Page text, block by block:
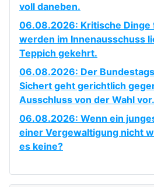
voll daneben.
06.08.2026: Kritische
werden im Innenausschuss
Teppich gekehrt.
06.08.2026: Der
Sichert geht gerichtlich
Ausschluss von der Wahl vor.
06.08.2026: Wenn ein
einer Vergewaltigung nicht
es keine?